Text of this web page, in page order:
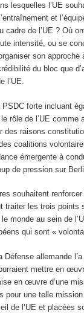
lesquelles l’UE
et
de l’UE ? Où
intensité, ou se
son
du bloc que
l’UE.
PSDC forte incluant
rôle de l’UE comme
des raisons
coalitions
émergente à
de pression sur
souhaitent
traiter les trois
monde au sein de
qui sont «
allemande
mettre en
en œuvre d’une
une telle
de l’UE et placées